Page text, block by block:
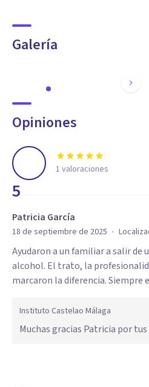
Galería
Opiniones
5
1 valoraciones
Patricia García
18 de septiembre de 2025 ·
Ayudaron a un familiar a salir de
alcohol. El trato, la
marcaron la diferencia. Siempre
Instituto Castelao Málaga
Muchas gracias Patricia por